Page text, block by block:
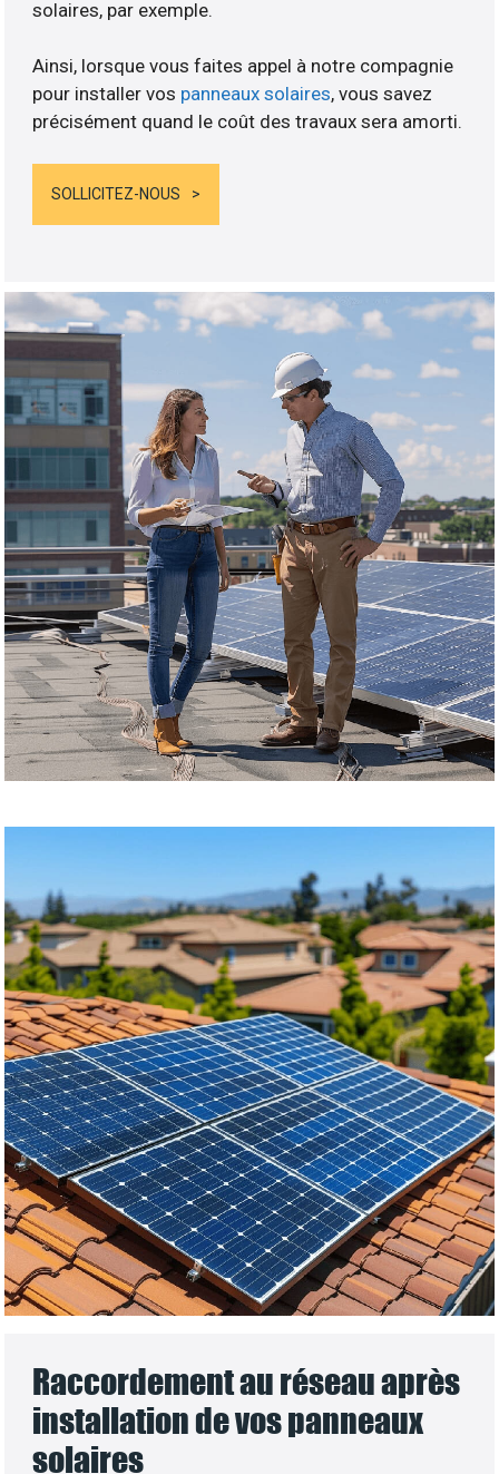
solaires, par exemple.
Ainsi, lorsque vous faites appel à notre compagnie
pour installer vos panneaux solaires, vous savez
précisément quand le coût des travaux sera amorti.
SOLLICITEZ-NOUS
Raccordement au réseau après
installation de vos panneaux
solaires